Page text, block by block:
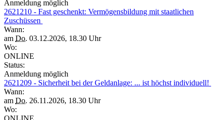
Anmeldung möglich
2621210 - Fast geschenkt: Vermögensbildung mit staatlichen
Zuschüssen
Wann:
am Do. 03.12.2026, 18.30 Uhr
Wo:
ONLINE
Status:
Anmeldung möglich
2621209 - Sicherheit bei der Geldanlage: ... ist höchst individuell!
Wann:
am Do. 26.11.2026, 18.30 Uhr
Wo:
ONLINE